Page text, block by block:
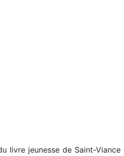
livre jeunesse de Saint-